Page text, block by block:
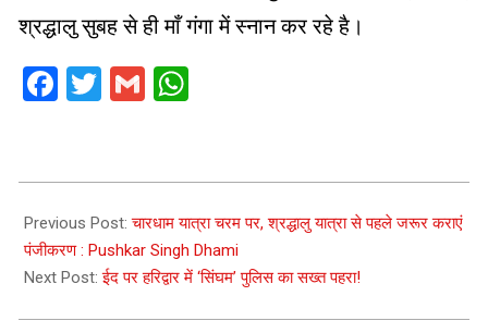
श्रद्धालु सुबह से ही माँ गंगा में स्नान कर रहे है।
Facebook
Twitter
Gmail
05-
25
Previous Post:चारधाम यात्रा चरम पर, श्रद्धालु यात्रा से पहले जरूर कराएं
पंजीकरण : Pushkar Singh Dhami
Next Post:ईद पर हरिद्वार में ‘सिंघम’ पुलिस का सख्त पहरा!